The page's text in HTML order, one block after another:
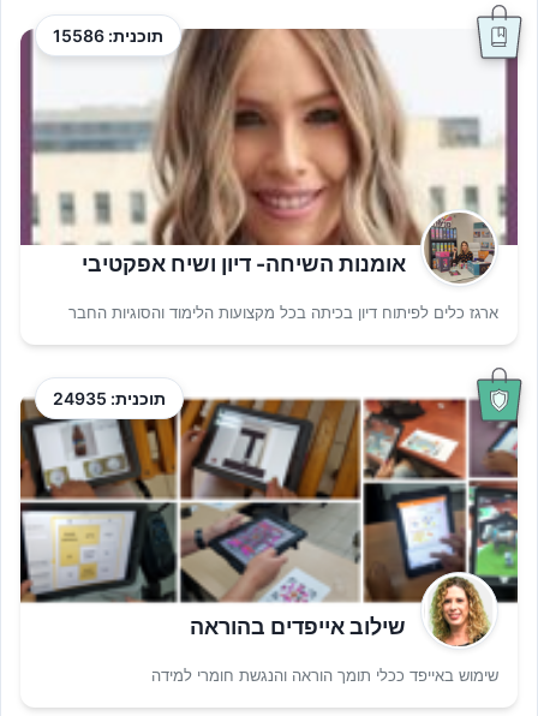
תוכנית: 15586
אומנות השיחה- דיון ושיח אפקטיבי
ארגז כלים לפיתוח דיון בכיתה בכל מקצועות הלימוד והסוגיות החבר
תוכנית: 24935
שילוב אייפדים בהוראה
שימוש באייפד ככלי תומך הוראה והנגשת חומרי למידה